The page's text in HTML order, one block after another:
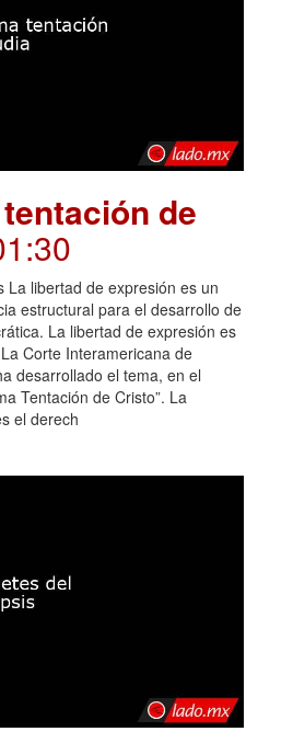
de
La libertad de expresión es un
estructural para el desarrollo de
La libertad de expresión es
Corte Interamericana de
desarrollado el tema, en el
Tentación de Cristo”. La
el derech